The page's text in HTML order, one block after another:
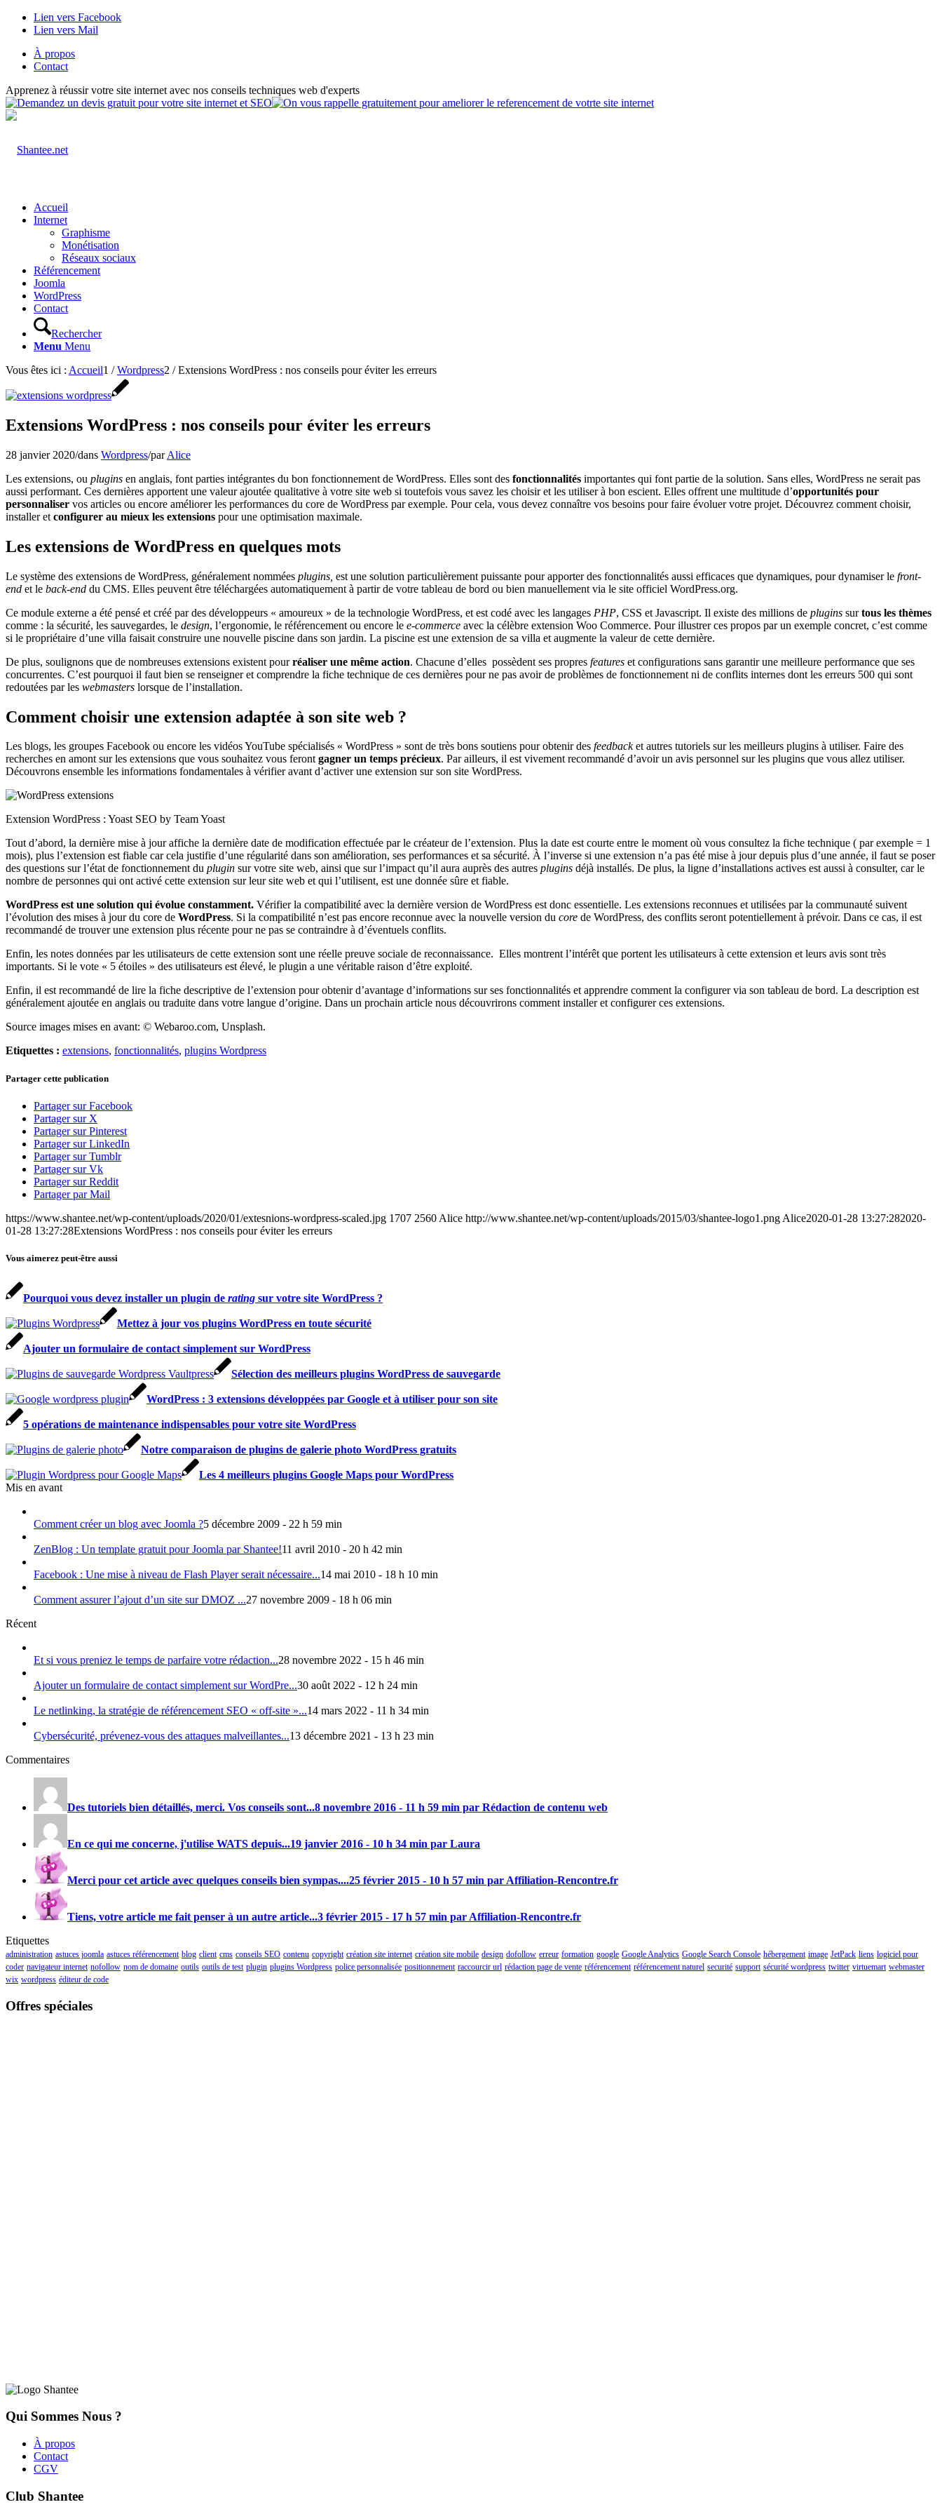
Lien vers Facebook
Lien vers Mail
À propos
Contact
Apprenez à réussir votre site internet avec nos conseils techniques web d'experts
Accueil
Internet
Graphisme
Monétisation
Réseaux sociaux
Référencement
Joomla
WordPress
Contact
Rechercher
Menu Menu
Vous êtes ici : Accueil1 / Wordpress2 / Extensions WordPress : nos conseils pour éviter les erreurs
Extensions WordPress : nos conseils pour éviter les erreurs
28 janvier 2020/dans Wordpress/parAlice
Les extensions, ou plugins en anglais, font parties intégrantes du bon fonctionnement de WordPress. Elles sont des fonctionnalités importantes qui font partie de la solution. Sans elles, WordPress ne serait pas
aussi performant. Ces dernières apportent une valeur ajoutée qualitative à votre site web si toutefois vous savez les choisir et les utiliser à bon escient. Elles offrent une multitude d’opportunités pour
personnaliser vos articles ou encore améliorer les performances du core de WordPress par exemple. Pour cela, vous devez connaître vos besoins pour faire évoluer votre projet. Découvrez comment choisir,
installer et configurer au mieux les extensions pour une optimisation maximale.
Les extensions de WordPress en quelques mots
Le système des extensions de WordPress, généralement nommées plugins, est une solution particulièrement puissante pour apporter des fonctionnalités aussi efficaces que dynamiques, pour dynamiser le front-
end et le back-end du CMS. Elles peuvent être téléchargées automatiquement à partir de votre tableau de bord ou bien manuellement via le site officiel WordPress.org.
Ce module externe a été pensé et créé par des développeurs « amoureux » de la technologie WordPress, et est codé avec les langages PHP, CSS et Javascript. Il existe des millions de plugins surtous les thèmes
comme : la sécurité, les sauvegardes, le design, l’ergonomie, le référencement ou encore le e-commerce avec la célèbre extension Woo Commerce. Pour illustrer ces propos par un exemple concret, c’est comme
si le propriétaire d’une villa faisait construire une nouvelle piscine dans son jardin. La piscine est une extension de sa villa et augmente la valeur de cette dernière.
De plus, soulignons que de nombreuses extensions existent pourréaliser une même action. Chacune d’elles possèdent ses propres features et configurations sans garantir une meilleure performance que ses
concurrentes. C’est pourquoi il faut bien se renseigner et comprendre la fiche technique de ces dernières pour ne pas avoir de problèmes de fonctionnement ni de conflits internes dont les erreurs 500 qui sont
redoutées par les webmasters lorsque de l’installation.
Comment choisir une extension adaptée à son site web ?
Les blogs, les groupes Facebook ou encore les vidéos YouTube spécialisés « WordPress » sont de très bons soutiens pour obtenir des feedbacket autres tutoriels sur les meilleurs plugins à utiliser. Faire des
recherches en amont sur les extensions que vous souhaitez vous ferontgagner un temps précieux. Par ailleurs, il est vivement recommandé d’avoir un avis personnel sur les plugins que vous allez utiliser.
Découvrons ensemble les informations fondamentales à vérifier avant d’activer une extension sur son site WordPress.
Extension WordPress : Yoast SEO by Team Yoast
Tout d’abord, la dernière mise à jour affiche la dernière date de modification effectuée par le créateur de l’extension. Plus la date est courte entre le moment où vous consultez la fiche technique ( par exemple = 1
mois), plus l’extension est fiable car cela justifie d’une régularité dans son amélioration, ses performances et sa sécurité. À l’inverse si une extension n’a pas été mise à jour depuis plus d’une année, il faut se poser
des questions sur l’état de fonctionnement du plugin sur votre site web, ainsi que sur l’impact qu’il aura auprès des autres plugins déjà installés. De plus, la ligne d’installations actives est aussi à consulter, car le
nombre de personnes qui ont activé cette extension sur leur site web et qui l’utilisent, est une donnée sûre et fiable.
WordPress est une solution qui évolue constamment. Vérifier la compatibilité avec la dernière version de WordPress est donc essentielle. Les extensions reconnues et utilisées par la communauté suivent
l’évolution des mises à jour du core de WordPress. Si la compatibilité n’est pas encore reconnue avec la nouvelle version du core de WordPress, des conflits seront potentiellement à prévoir. Dans ce cas, il est
recommandé de trouver une extension plus récente pour ne pas se contraindre à d’éventuels conflits.
Enfin, les notes données par les utilisateurs de cette extension sont une réelle preuve sociale de reconnaissance. Elles montrent l’intérêt que portent les utilisateurs à cette extension et leurs avis sont très
importants. Si le vote « 5 étoiles » des utilisateurs est élevé, le plugin a une véritable raison d’être exploité.
Enfin, il est recommandé de lire la fiche descriptive de l’extension pour obtenir d’avantage d’informations sur ses fonctionnalités et apprendre comment la configurer via son tableau de bord. La description est
généralement ajoutée en anglais ou traduite dans votre langue d’origine. Dans un prochain article nous découvrirons comment installer et configurer ces extensions.
Source images mises en avant: © Webaroo.com, Unsplash.
Etiquettes : extensions, fonctionnalités, plugins Wordpress
Partager cette publication
Partager sur Facebook
Partager sur X
Partager sur Pinterest
Partager sur LinkedIn
Partager sur Tumblr
Partager sur Vk
Partager sur Reddit
Partager par Mail
https://www.shantee.net/wp-content/uploads/2020/01/extesnions-wordpress-scaled.jpg 1707 2560 Alice http://www.shantee.net/wp-content/uploads/2015/03/shantee-logo1.png Alice2020-01-28 13:27:282020-
01-28 13:27:28Extensions WordPress : nos conseils pour éviter les erreurs
Vous aimerez peut-être aussi
Pourquoi vous devez installer un plugin de rating sur votre site WordPress ?
Mettez à jour vos plugins WordPress en toute sécurité
Ajouter un formulaire de contact simplement sur WordPress
Sélection des meilleurs plugins WordPress de sauvegarde
WordPress : 3 extensions développées par Google et à utiliser pour son site
5 opérations de maintenance indispensables pour votre site WordPress
Notre comparaison de plugins de galerie photo WordPress gratuits
Les 4 meilleurs plugins Google Maps pour WordPress
Mis en avant
Comment créer un blog avec Joomla ?5 décembre 2009 - 22 h 59 min
ZenBlog : Un template gratuit pour Joomla par Shantee!11 avril 2010 - 20 h 42 min
Facebook : Une mise à niveau de Flash Player serait nécessaire...14 mai 2010 - 18 h 10 min
Comment assurer l’ajout d’un site sur DMOZ ...27 novembre 2009 - 18 h 06 min
Récent
Et si vous preniez le temps de parfaire votre rédaction...28 novembre 2022 - 15 h 46 min
Ajouter un formulaire de contact simplement sur WordPre...30 août 2022 - 12 h 24 min
Le netlinking, la stratégie de référencement SEO « off-site »...14 mars 2022 - 11 h 34 min
Cybersécurité, prévenez-vous des attaques malveillantes...13 décembre 2021 - 13 h 23 min
Commentaires
Des tutoriels bien détaillés, merci. Vos conseils sont...8 novembre 2016 - 11 h 59 min par Rédaction de contenu web
En ce qui me concerne, j'utilise WATS depuis...19 janvier 2016 - 10 h 34 min par Laura
Merci pour cet article avec quelques conseils bien sympas....25 février 2015 - 10 h 57 min par Affiliation-Rencontre.fr
Tiens, votre article me fait penser à un autre article...3 février 2015 - 17 h 57 min par Affiliation-Rencontre.fr
Etiquettes
administration astuces joomla astuces référencement blog client cms conseils SEO contenu copyright création site internet création site mobile design dofollow erreur formation google Google Analytics Google Search Console hébergement image JetPack liens logiciel pour
coder navigateur internet nofollow nom de domaine outils outils de test plugin plugins Wordpress police personnalisée positionnement raccourcir url rédaction page de vente référencement référencement naturel securité support sécurité wordpress twitter virtuemart webmaster
wix wordpress éditeur de code
Offres spéciales
Qui Sommes Nous ?
À propos
Contact
CGV
Club Shantee